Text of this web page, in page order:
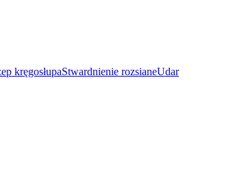
kręgosłupaStwardnienie rozsianeUdar